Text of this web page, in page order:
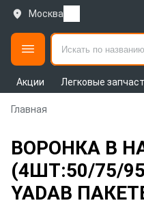
Москва
Акции Легковые
Главная
ВОРОНКА В
(4ШТ:50/75/
YADAВ